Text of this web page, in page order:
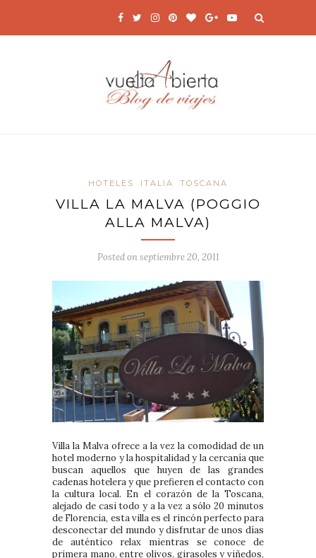
HOTELES ITALIA TOSCANA
VILLA LA MALVA (POGGIO
ALLA MALVA)
Posted onseptiembre 20, 2011
Villa la Malva ofrece a la vez la comodidad de un
hotel moderno y la hospitalidad y la cercanía que
buscan aquellos que huyen de las grandes
cadenas hotelera y que prefieren el contacto con
la cultura local. En el corazón de la Toscana,
alejado de casi todo y a la vez a sólo 20 minutos
de Florencia, esta villa es el rincón perfecto para
desconectar del mundo y disfrutar de unos días
de auténtico relax mientras se conoce de
primera mano, entre olivos, girasoles y viñedos,